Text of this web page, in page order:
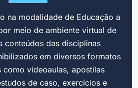
na modalidade de Educação a
meio de ambiente virtual de
conteúdos das disciplinas
em diversos formatos
como videoaulas, apostilas
de caso, exercícios e